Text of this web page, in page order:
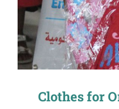
Clothes for